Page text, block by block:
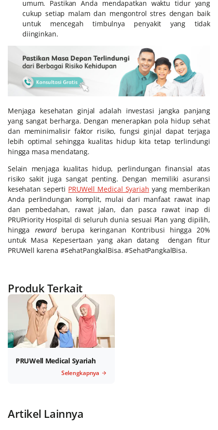
umum. Pastikan Anda mendapatkan waktu tidur yang
cukup setiap malam dan mengontrol stres dengan baik
untuk mencegah timbulnya penyakit yang tidak
diinginkan.
Menjaga kesehatan ginjal adalah investasi jangka panjang
yang sangat berharga. Dengan menerapkan pola hidup sehat
dan meminimalisir faktor risiko, fungsi ginjal dapat terjaga
lebih optimal sehingga kualitas hidup kita tetap terlindungi
hingga masa mendatang.
Selain menjaga kualitas hidup, perlindungan finansial atas
risiko sakit juga sangat penting. Dengan memiliki asuransi
kesehatan seperti PRUWell Medical Syariah yang memberikan
Anda perlindungan komplit, mulai dari manfaat rawat inap
dan pembedahan, rawat jalan, dan pasca rawat inap di
PRUPriority Hospital di seluruh dunia sesuai Plan yang dipilih,
hingga rewardberupa keringanan Kontribusi hingga 20%
untuk Masa Kepesertaan yang akan datang dengan fitur
PRUWell karena #SehatPangkalBisa. #SehatPangkalBisa.
Produk Terkait
PRUWell Medical Syariah
Selengkapnya
Artikel Lainnya